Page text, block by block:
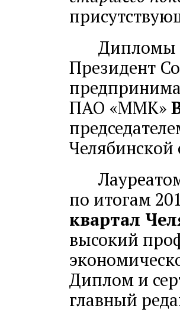
Дипломы
Президент
ПАО «ММК»
Челябинской
Лауреатом
по итогам
квартал
высокий
Диплом и
главный